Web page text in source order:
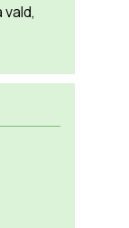
vald,